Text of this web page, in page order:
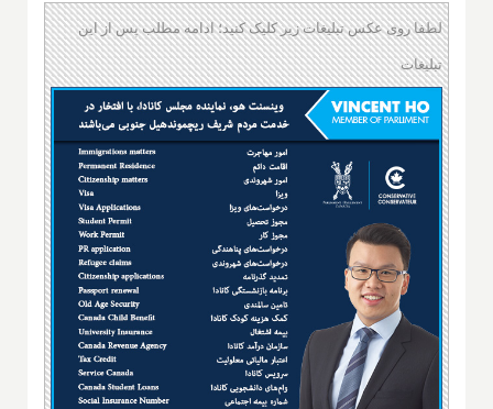
لطفا روی عکس تبلیغات زیر کلیک کنید؛ ادامه مطلب پس از این
تبلیغات